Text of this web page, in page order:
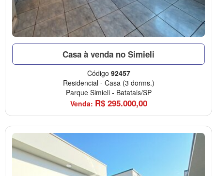
Casa à venda no Simieli
Código 92457
Residencial - Casa (3 dorms.)
Parque Simieli - Batatais/SP
Venda: R$ 295.000,00